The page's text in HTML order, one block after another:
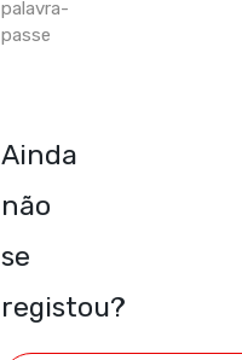
palavra-
passe
Ainda
não
se
registou?